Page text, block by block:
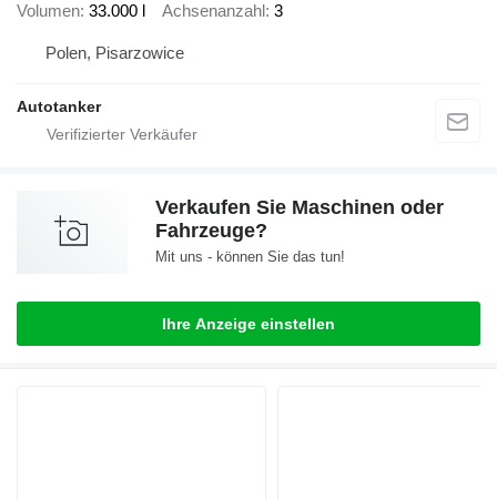
Volumen 33.000 l Achsenanzahl 3
Polen, Pisarzowice
Autotanker
Verkaufen Sie Maschinen oder
Fahrzeuge?
Mit uns - können Sie das tun!
Ihre Anzeige einstellen